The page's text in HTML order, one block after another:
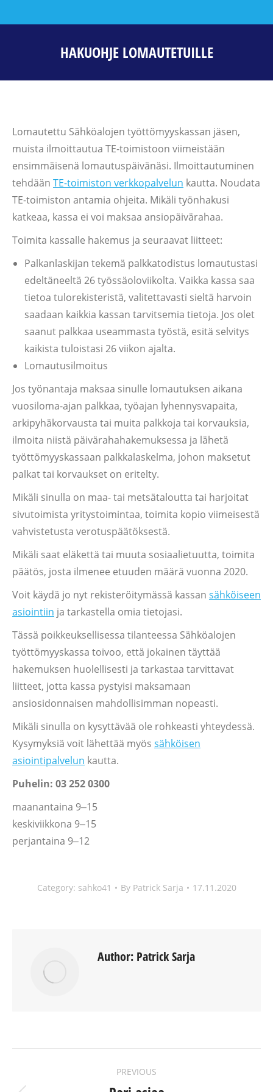
HAKUOHJE LOMAUTETUILLE
Lomautettu Sähköalojen työttömyyskassan jäsen,
muista ilmoittautua TE-toimistoon viimeistään
ensimmäisenä lomautuspäivänäsi. Ilmoittautuminen
tehdään TE-toimiston verkkopalvelun kautta. Noudata
TE-toimiston antamia ohjeita. Mikäli työnhakusi
katkeaa, kassa ei voi maksaa ansiopäivärahaa.
Toimita kassalle hakemus ja seuraavat liitteet:
Palkanlaskijan tekemä palkkatodistus lomautustasi
edeltäneeltä 26 työssäoloviikolta. Vaikka kassa saa
tietoa tulorekisteristä, valitettavasti sieltä harvoin
saadaan kaikkia kassan tarvitsemia tietoja. Jos olet
saanut palkkaa useammasta työstä, esitä selvitys
kaikista tuloistasi 26 viikon ajalta.
Lomautusilmoitus
Jos työnantaja maksaa sinulle lomautuksen aikana
vuosiloma-ajan palkkaa, työajan lyhennysvapaita,
arkipyhäkorvausta tai muita palkkoja tai korvauksia,
ilmoita niistä päivärahahakemuksessa ja lähetä
työttömyyskassaan palkkalaskelma, johon maksetut
palkat tai korvaukset on eritelty.
Mikäli sinulla on maa- tai metsätaloutta tai harjoitat
sivutoimista yritystoimintaa, toimita kopio viimeisestä
vahvistetusta verotuspäätöksestä.
Mikäli saat eläkettä tai muuta sosiaalietuutta, toimita
päätös, josta ilmenee etuuden määrä vuonna 2020.
Voit käydä jo nyt rekisteröitymässä kassan sähköiseen
asiointiin ja tarkastella omia tietojasi.
Tässä poikkeuksellisessa tilanteessa Sähköalojen
työttömyyskassa toivoo, että jokainen täyttää
hakemuksen huolellisesti ja tarkastaa tarvittavat
liitteet, jotta kassa pystyisi maksamaan
ansiosidonnaisen mahdollisimman nopeasti.
Mikäli sinulla on kysyttävää ole rohkeasti yhteydessä.
Kysymyksiä voit lähettää myös sähköisen
asiointipalvelun kautta.
Puhelin: 03 252 0300
maanantaina 9‒15
keskiviikkona 9‒15
perjantaina 9‒12
Category: sahko41 By Patrick Sarja 17.11.2020
Author: Patrick Sarja
PREVIOUS